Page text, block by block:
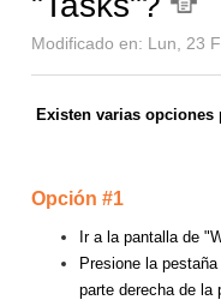
Modificado en: Lun, 23
Existen varias opciones
Opción #1
Ir a la pantalla de
Presione la
parte derecha de la